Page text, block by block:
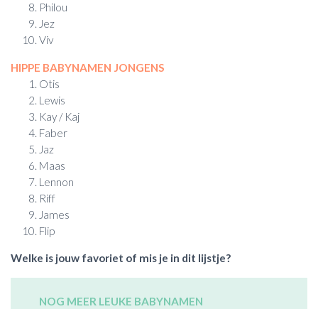
Philou
Jez
Viv
HIPPE BABYNAMEN JONGENS
Otis
Lewis
Kay / Kaj
Faber
Jaz
Maas
Lennon
Riff
James
Flip
Welke is jouw favoriet of mis je in dit lijstje?
NOG MEER LEUKE BABYNAMEN